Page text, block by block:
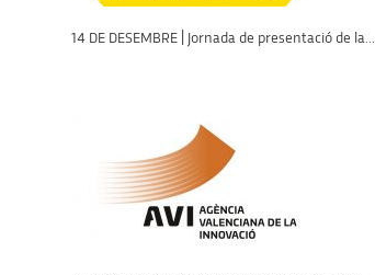
14 DE DESEMBRE | Jornada de presentació de la...